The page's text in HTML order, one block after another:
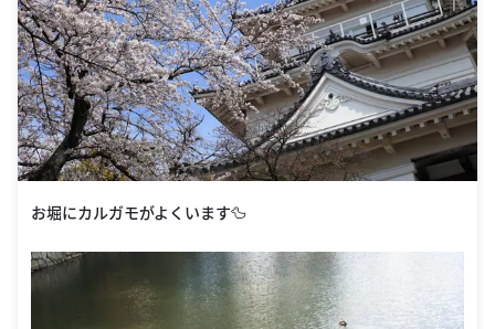
お堀にカルガモがよくいます🦆